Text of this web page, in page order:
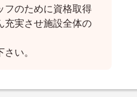
フのために資格取得
充実させ施設全体の
い。